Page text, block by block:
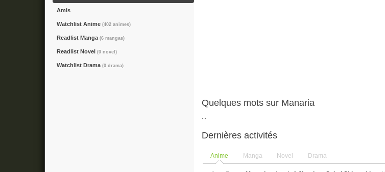
Amis
Watchlist Anime (402 animes)
Readlist Manga (6 mangas)
Readlist Novel (0 novel)
Watchlist Drama (0 drama)
Quelques mots sur Manaria
Dernières activités
Anime Manga Novel Drama